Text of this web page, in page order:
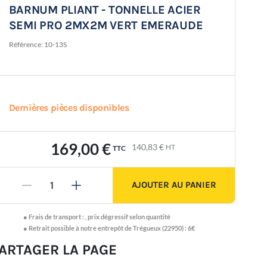
BARNUM PLIANT - TONNELLE ACIER
SEMI PRO 2MX2M VERT EMERAUDE
Référence: 10-13S
Dernières pièces disponibles
169,00 € TTC 140,83 € HT
- + AJOUTER AU PANIER
●Frais de transport : ,prix dégressif selon quantité
● Retrait possible à notre entrepôt de Trégueux (22950) : 6€
LA PAGE